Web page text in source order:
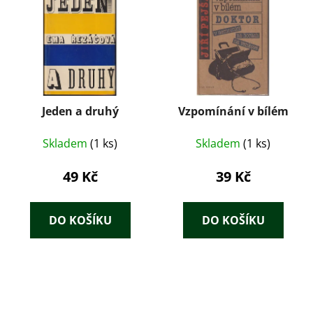
Jeden a druhý
Skladem (1 ks)
49 Kč
DO KOŠÍKU
Vzpomínání v bílém
Skladem (1 ks)
39 Kč
DO KOŠÍKU